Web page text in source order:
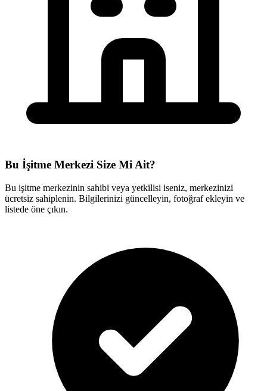
Bu İşitme Merkezi Size Mi Ait?
Bu işitme merkezinin sahibi veya yetkilisi iseniz, merkezinizi
ücretsiz sahiplenin. Bilgilerinizi güncelleyin, fotoğraf ekleyin ve
listede öne çıkın.